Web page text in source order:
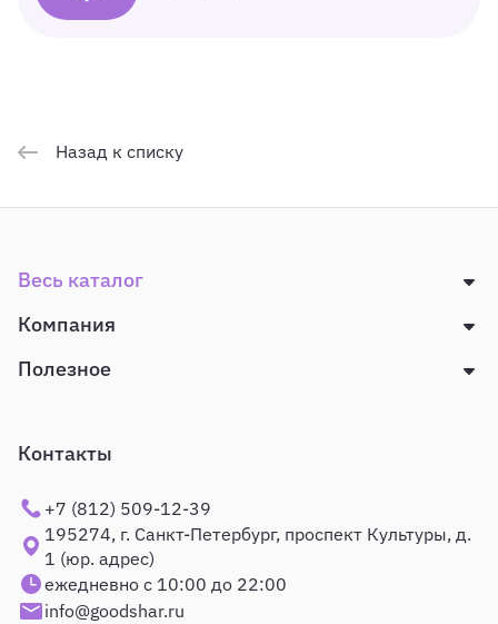
Назад к списку
Весь каталог
Компания
Полезное
Контакты
+7 (812) 509-12-39
195274, г. Санкт-Петербург, проспект Культуры, д.
1 (юр. адрес)
ежедневно с 10:00 до 22:00
info@goodshar.ru